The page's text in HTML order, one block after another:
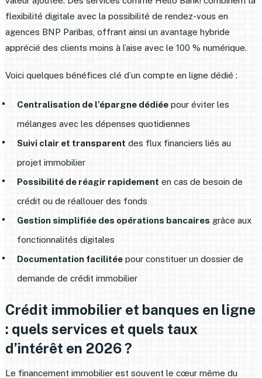
flexibilité digitale avec la possibilité de rendez-vous en
agences BNP Paribas, offrant ainsi un avantage hybride
apprécié des clients moins à l’aise avec le 100 % numérique.
Voici quelques bénéfices clé d’un compte en ligne dédié :
Centralisation de l’épargne dédiéepour éviter les
mélanges avec les dépenses quotidiennes
Suivi clair et transparent des flux financiers liés au
projet immobilier
Possibilité de réagir rapidement en cas de besoin de
crédit ou de réallouer des fonds
Gestion simplifiée des opérations bancairesgrâce aux
fonctionnalités digitales
Documentation facilitéepour constituer un dossier de
demande de crédit immobilier
Crédit immobilier et banques en ligne
: quels services et quels taux
d’intérêt en 2026 ?
Le financement immobilier est souvent le cœur même du